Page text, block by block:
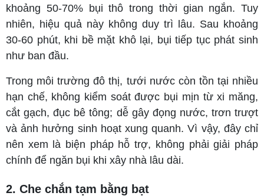
khoảng 50-70% bụi thô trong thời gian ngắn. Tuy
nhiên, hiệu quả này không duy trì lâu. Sau khoảng
30-60 phút, khi bề mặt khô lại, bụi tiếp tục phát sinh
như ban đầu.
Trong môi trường đô thị, tưới nước còn tồn tại nhiều
hạn chế, không kiểm soát được bụi mịn từ xi măng,
cắt gạch, đục bê tông; dễ gây đọng nước, trơn trượt
và ảnh hưởng sinh hoạt xung quanh. Vì vậy, đây chỉ
nên xem là biện pháp hỗ trợ, không phải giải pháp
chính để ngăn bụi khi xây nhà lâu dài.
2. Che chắn tạm bằng bạt